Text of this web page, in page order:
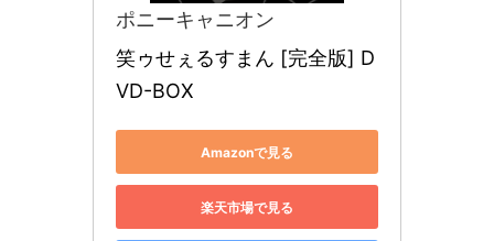
ポニーキャニオン
笑ゥせぇるすまん [完全版] D
VD-BOX
Amazonで見る
楽天市場で見る